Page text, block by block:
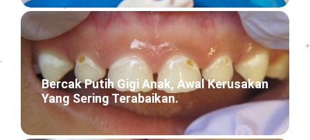
Bercak Putih Gigi Anak, Awal Kerusakan
Yang Sering Terabaikan.